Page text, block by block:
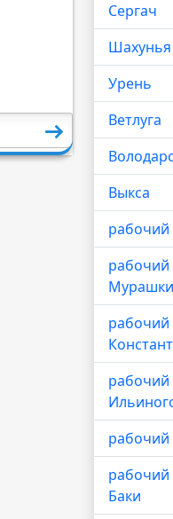
Сергач
Шахунья
Урень
Ветлуга
Выкса
рабочий
рабочий
рабочий
рабочий
рабочий
Баки